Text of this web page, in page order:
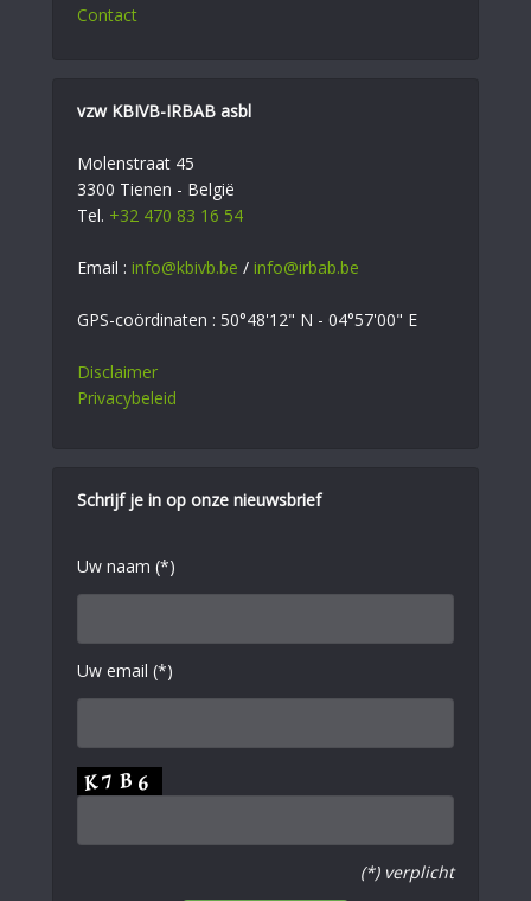
Contact
vzw KBIVB-IRBAB asbl
Molenstraat 45
3300 Tienen - België
Tel. +32 470 83 16 54
Email : info@kbivb.be / info@irbab.be
GPS-coördinaten : 50°48'12" N - 04°57'00" E
Disclaimer
Privacybeleid
Schrijf je in op onze nieuwsbrief
Uw naam (*)
Uw email (*)
(*) verplicht